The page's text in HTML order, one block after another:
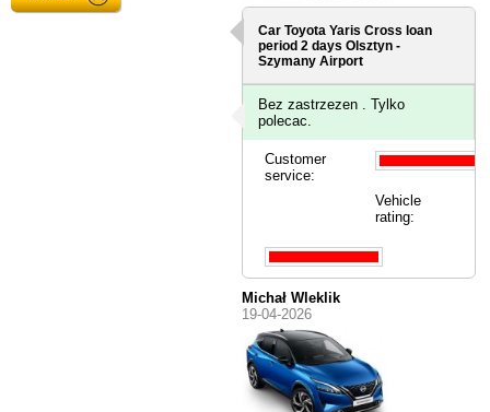
Car Toyota Yaris Cross loan
period 2 daysOlsztyn -
Szymany Airport
Bez zastrzezen . Tylko
polecac.
Customer
service:
Vehicle
rating:
Michał Wleklik
19-04-2026